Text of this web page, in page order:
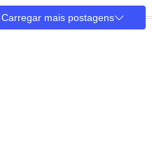
Carregar mais postagens